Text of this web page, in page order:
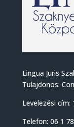
Lingua Juris
Tulajdonos:
Levelezési cím:
Telefon: 06 1